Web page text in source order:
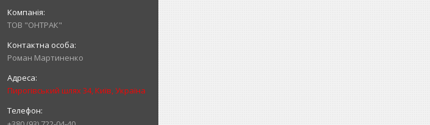
ТОВ "ОНТРАК"
Роман Мартиненко
Пирогівський шлях 34, Київ, Україна